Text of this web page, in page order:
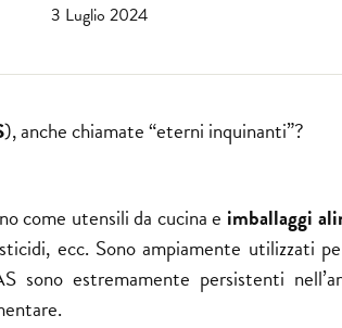
3 Luglio 2024
), anche chiamate “eterni inquinanti”?
come utensili da cucina e imballaggi
ecc. Sono ampiamente utilizzati
sono estremamente persistenti